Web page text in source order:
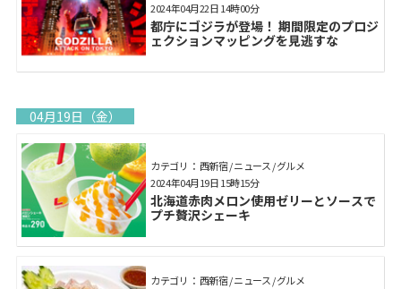
都庁にゴジラが登場！ 期間限定のプロジ
ェクションマッピングを見逃すな
2024年04月22日 14時00分
04月19日（金）
カテゴリ： 西新宿 / ニュース / グルメ
北海道赤肉メロン使用ゼリーとソースで
プチ贅沢シェーキ
2024年04月19日 15時15分
カテゴリ： 西新宿 / ニュース / グルメ